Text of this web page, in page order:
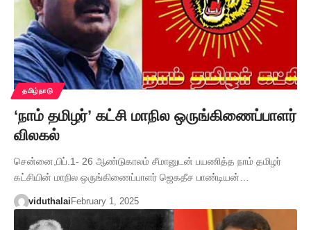
தமிழ்நாடு
‘நாம் தமிழர்’ கட்சி மாநில ஒருங்கிணைப்பாளர்
விலகல்
சென்னை,பிப்.1- 26 ஆண்டுகாலம் சீமானுடன் பயணித்த நாம் தமிழர்
கட்சியின் மாநில ஒருங்கிணைப்பாளர் ஜெகதீச பாண்டியன்…
viduthalaiFebruary 1, 2025